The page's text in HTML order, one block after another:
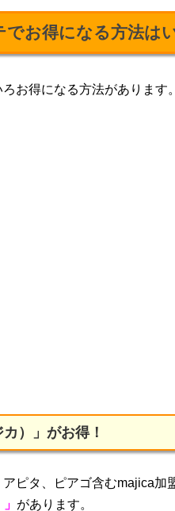
でお得になる方法は
お得になる方法があります。
）」がお得！
ピタ、ピアゴ含むmajica
があります。